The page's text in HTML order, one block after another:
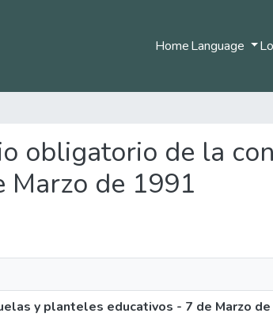
HomeLanguage
obligatorio de la
Marzo de 1991
y planteles educativos - 7 de Marzo